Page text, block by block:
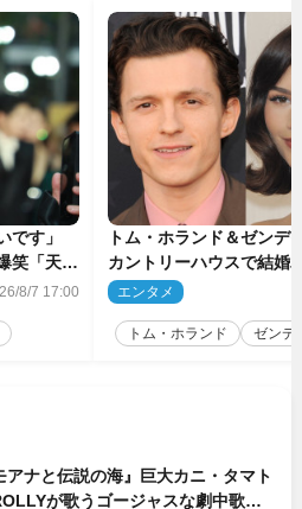
です」
笑「天才
8/7 17:00
トム・ホランド＆ゼンデ
カントリーハウスで結
結婚指輪を身に着けたト
エンタメ
トム・ホランド ゼンデ
アナと伝説の海』巨大カニ・タマト
が歌うゴージャスな劇中歌